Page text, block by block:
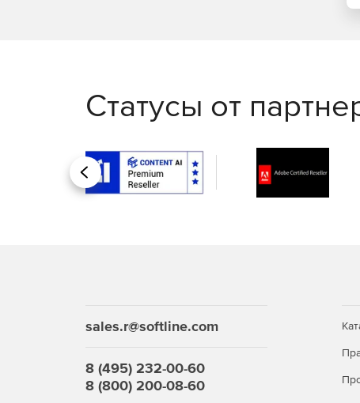
Статусы от
Назад
sales.r@softline.com
8 (495) 232-00-60
8 (800) 200-08-60